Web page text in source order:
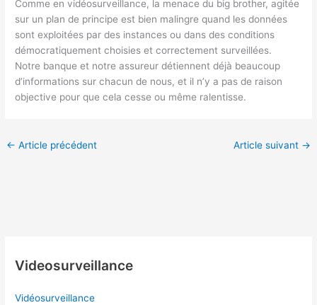
Comme en vidéosurveillance, la menace du big brother, agitée
sur un plan de principe est bien malingre quand les données
sont exploitées par des instances ou dans des conditions
démocratiquement choisies et correctement surveillées.
Notre banque et notre assureur détiennent déjà beaucoup
d’informations sur chacun de nous, et il n’y a pas de raison
objective pour que cela cesse ou même ralentisse.
← Article précédent Article suivant →
Videosurveillance
Vidéosurveillance